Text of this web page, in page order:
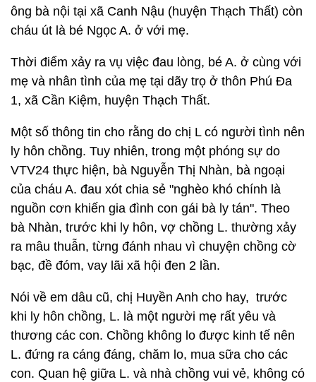
ông bà nội tại xã Canh Nậu (huyện Thạch Thất) còn
cháu út là bé Ngọc A. ở với mẹ.
Thời điểm xảy ra vụ việc đau lòng, bé A. ở cùng với
mẹ và nhân tình của mẹ tại dãy trọ ở thôn Phú Đa
1, xã Cần Kiệm, huyện Thạch Thất.
Một số thông tin cho rằng do chị L có người tình nên
ly hôn chồng. Tuy nhiên, trong một phóng sự do
VTV24 thực hiện, bà Nguyễn Thị Nhàn, bà ngoại
của cháu A. đau xót chia sẻ "nghèo khó chính là
nguồn cơn khiến gia đình con gái bà ly tán". Theo
bà Nhàn, trước khi ly hôn, vợ chồng L. thường xảy
ra mâu thuẫn, từng đánh nhau vì chuyện chồng cờ
bạc, đề đóm, vay lãi xã hội đen 2 lần.
Nói về em dâu cũ, chị Huyền Anh cho hay, trước
khi ly hôn chồng, L. là một người mẹ rất yêu và
thương các con. Chồng không lo được kinh tế nên
L. đứng ra cáng đáng, chăm lo, mua sữa cho các
con. Quan hệ giữa L. và nhà chồng vui vẻ, không có